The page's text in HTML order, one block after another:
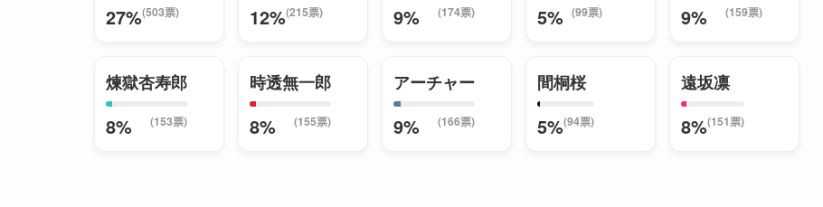
27%(503票) 12%(215票) 9% (174票) 5% (99票) 9% (159票)
煉獄杏寿郎
8% (153票)
時透無一郎
8% (155票)
アーチャー
9% (166票)
間桐桜
5%(94票)
遠坂凛
8%(151票)